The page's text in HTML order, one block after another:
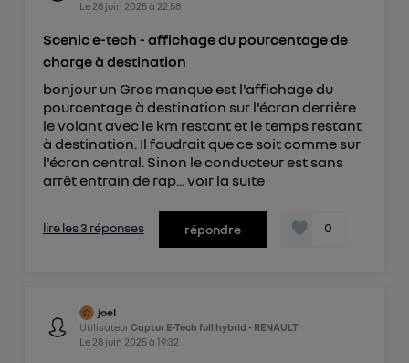
Le 28 juin 2025à 22:58
Scenic e-tech - affichage du pourcentage de
charge à destination
bonjour un Gros manque est l'affichage du
pourcentage à destination sur l'écran derrière
le volant avec le km restant et le temps restant
à destination. Il faudrait que ce soit comme sur
l'écran central. Sinon le conducteur est sans
arrêt entrain de rap... voir la suite
lire les 3 réponses répondre 0
joel
UtilisateurCaptur E-Tech full hybrid - RENAULT
Le 28 juin 2025à 19:32